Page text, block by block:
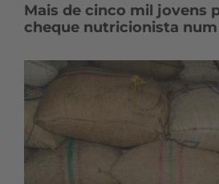
Mais de cinco mil jovens
cheque nutricionista